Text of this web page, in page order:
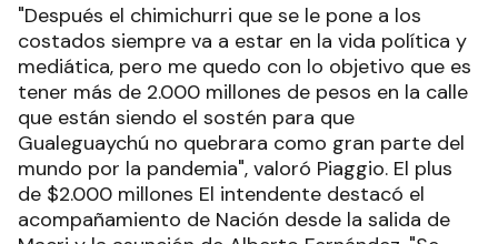
"Después el chimichurri que se le pone a los
costados siempre va a estar en la vida política y
mediática, pero me quedo con lo objetivo que es
tener más de 2.000 millones de pesos en la calle
que están siendo el sostén para que
Gualeguaychú no quebrara como gran parte del
mundo por la pandemia", valoró Piaggio. El plus
de $2.000 millones El intendente destacó el
acompañamiento de Nación desde la salida de